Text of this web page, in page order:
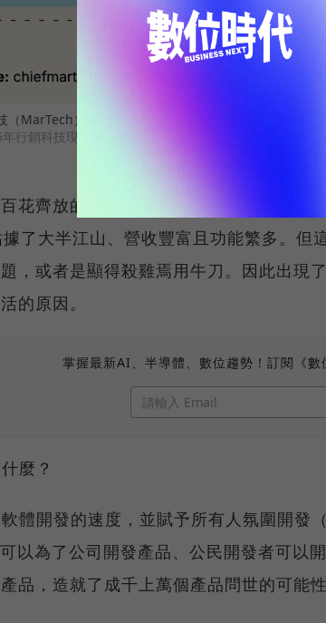
（MarTech）被視為一個長尾的領域，但是在Vibe
行銷科技現況》報告
花齊放的狀態，源自於許多需求尚未被
了大半江山、營收豐富且功能繁多。但
，或者是顯得殺雞焉用牛刀。因此出現
的原因。
掌握最新AI、半導體、數位趨勢！訂閱《
麼？
體開發的速度，並賦予所有人氛圍開發
以為了公司開發產品、公民開發者可以
品，造就了成千上萬個產品問世的可能性